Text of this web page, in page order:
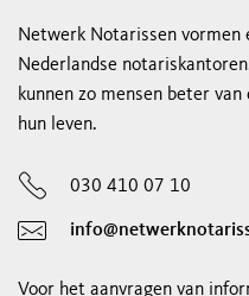
Netwerk Notarissen vormen
Nederlandse
kunnen zo mensen beter
hun leven.
030 410 07 10
Voor het aanvragen van